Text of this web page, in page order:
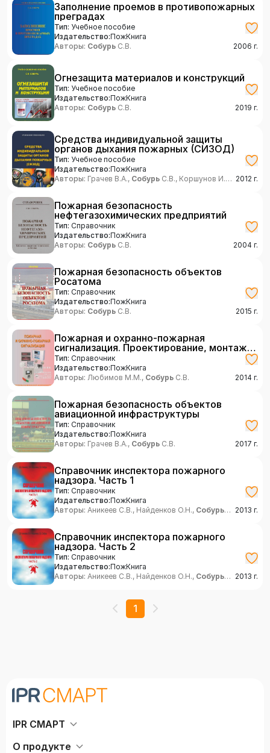
Заполнение проемов в противопожарных
преградах
Тип: Учебное пособие
Издательство:ПожКнига
Авторы: Собурь С.В. 2006 г.
Огнезащита материалов и конструкций
Тип: Учебное пособие
Издательство:ПожКнига
Авторы: Собурь С.В. 2019 г.
Средства индивидуальной защиты
органов дыхания пожарных (СИЗОД)
Тип: Учебное пособие
Издательство:ПожКнига
Авторы: Грачев В.А., Собурь С.В., Коршунов И.В., 2012 г.
Пожарная безопасность
нефтегазохимических предприятий
Тип: Справочник
Издательство:ПожКнига
Авторы: Собурь С.В. 2004 г.
Пожарная безопасность объектов
Росатома
Тип: Справочник
Издательство:ПожКнига
Авторы: Собурь С.В. 2015 г.
Пожарная и охранно-пожарная
сигнализация. Проектирование, монтаж,
эксплуатация и обслуживание
Тип: Справочник
Издательство:ПожКнига
Авторы: Любимов М.М., Собурь С.В. 2014 г.
Пожарная безопасность объектов
авиационной инфраструктуры
Тип: Справочник
Издательство:ПожКнига
Авторы: Грачев В.А., Собурь С.В. 2017 г.
Справочник инспектора пожарного
надзора. Часть 1
Тип: Справочник
Издательство:ПожКнига
Авторы: Аникеев С.В., Найденков О.Н., Собурь
2013 г.
Справочник инспектора пожарного
надзора. Часть 2
Тип: Справочник
Издательство:ПожКнига
Авторы: Аникеев С.В., Найденков О.Н., Собурь
2013 г.
1
IPR СМАРТ
О продукте